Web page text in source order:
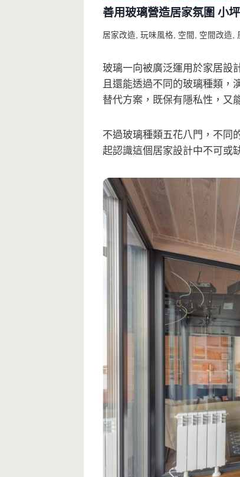
善用玻璃營造居家氛圍 小
居家改造, 玩味風格, 空間 , 空間改造,
玻璃一向被廣泛運用於家居設
且還能透過不同的玻璃種類，
替代方案，既保有隱私性，又
不過玻璃種類五花八門，不同
起認識這個居家設計中不可或